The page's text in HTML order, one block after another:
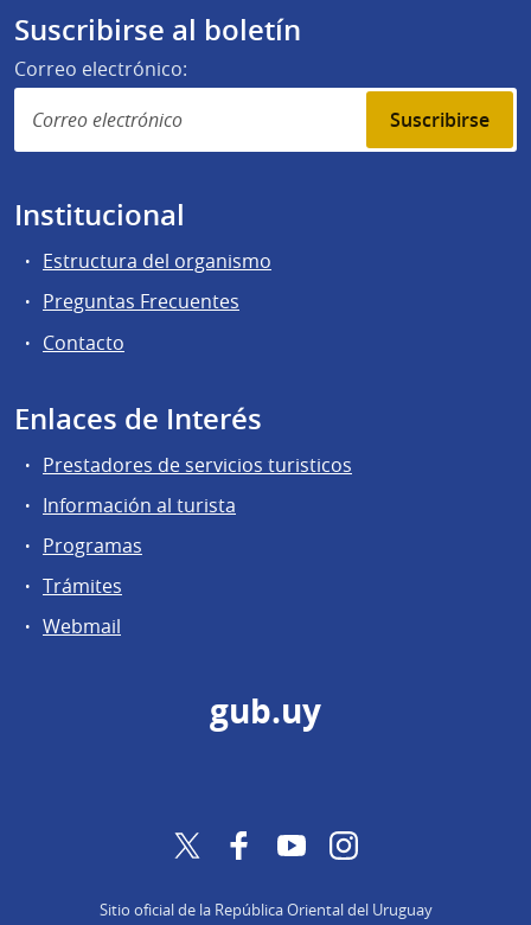
Suscribirse al boletín
Correo electrónico:
Suscribirse
Institucional
Estructura del organismo
Preguntas Frecuentes
Contacto
Enlaces de Interés
Prestadores de servicios turisticos
Información al turista
Programas
Trámites
Webmail
gub.uy
Twitter FacebookYouTubeInstagram
Sitio oficial de la República Oriental del Uruguay